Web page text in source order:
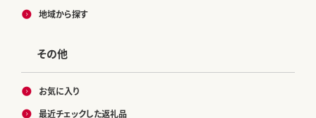
地域から探す
その他
お気に入り
最近チェックした返礼品